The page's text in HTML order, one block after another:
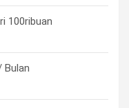
100ribuan
Bulan